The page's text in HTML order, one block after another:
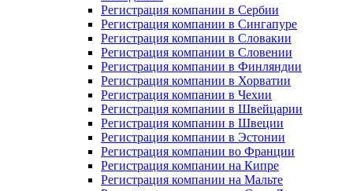
Регистрация компании в Сербии
Регистрация компании в Сингапуре
Регистрация компании в Словакии
Регистрация компании в Словении
Регистрация компании в Финляндии
Регистрация компании в Хорватии
Регистрация компании в Чехии
Регистрация компании в Швейцарии
Регистрация компании в Швеции
Регистрация компании в Эстонии
Регистрация компании во Франции
Регистрация компании на Кипре
Регистрация компании на Мальте